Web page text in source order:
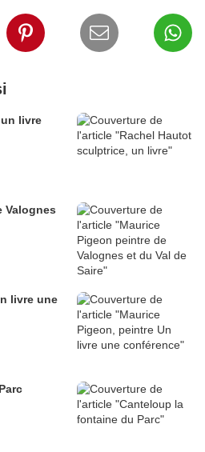
livre
Valognes
livre une